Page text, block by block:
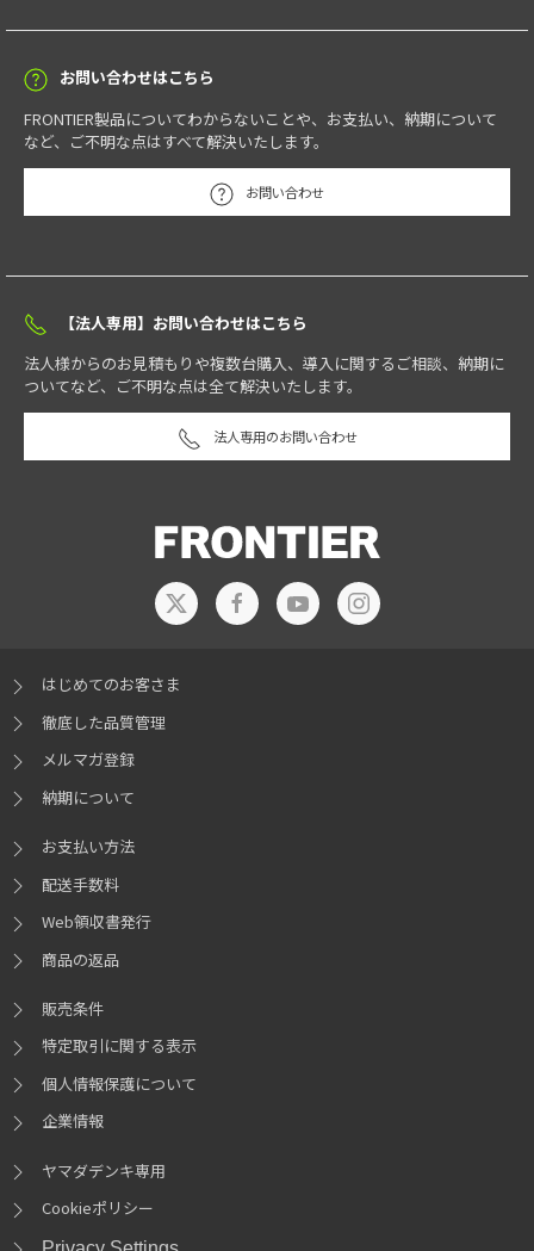
お問い合わせはこちら
FRONTIER製品についてわからないことや、お支払い、納期について
など、ご不明な点はすべて解決いたします。
お問い合わせ
【法人専用】お問い合わせはこちら
法人様からのお見積もりや複数台購入、導入に関するご相談、納期に
ついてなど、ご不明な点は全て解決いたします。
法人専用のお問い合わせ
はじめてのお客さま
徹底した品質管理
メルマガ登録
納期について
お支払い方法
配送手数料
Web領収書発行
商品の返品
販売条件
特定取引に関する表示
個人情報保護について
企業情報
ヤマダデンキ専用
Cookieポリシー